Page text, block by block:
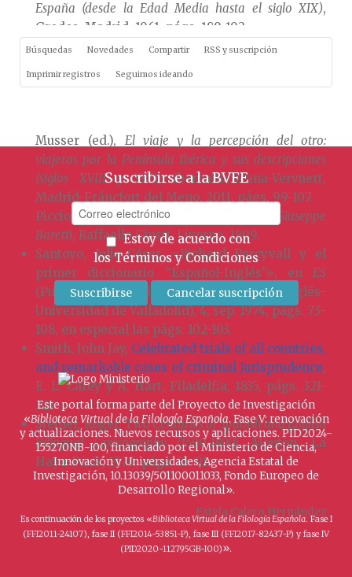
España (desde la Edad Media hasta el siglo XIX),
Gredos, Madrid, 1961, págs. 189-192.
Meregalli, Franco,La literatura desde el punto de
1989, págs. 85-90, 95, 99 y 173.
Musser (ed.),El viaje y la percepción del otro:
viajeros por la Península Ibérica y sus descripciones
(siglos XVIII y XIX), Iberoamericana-Vervuert,
Madrid-Fráncfort del Meno, 2011, págs. 99-107.
Piccioni, Luigi,Studi e ricerche intorno a Giuseppe
Baretti, Raffaello Giusti, Livorno, 1899.
Santoyo, Julio-César, «Richard Percyvall y el
primer diccionario “Español-Inglés”», enES
(Publicaciones del Departamento de Inglés-
Universidad de Valladolid), 4, sep. 1974, págs. 73-
108, en especial las págs. 102-103.
Smith, John Jay, Celebrated trials of all countries,
and remarkable cases of criminal Jurisprudence,
E. L. Carey y A. Hart, Filadelfia, 1835, págs. 321-
323.
Steiner, Roger,Two Centuries of Spanish and English
Bilingual Lexicography (1590-1800), Mouton, La
Haya-París, 1970, págs. 85-91.
Estela Calero Hernández
Búsquedas Novedades Compartir RSS y suscripción
Imprimir registros Seguimos ideando
Suscribirse a la BVFE
Estoy de acuerdo con
losTérminos y Condiciones
Este portal forma parte del Proyecto de Investigación
«Biblioteca Virtual de la Filología Española. Fase V: renovación
y actualizaciones. Nuevos recursos y aplicaciones. PID2024-
155270NB-I00, financiado por el Ministerio de Ciencia,
Innovación y Universidades, Agencia Estatal de
Investigación, 10.13039/501100011033, Fondo Europeo de
Desarrollo Regional».
Es continuación de los proyectos «Biblioteca Virtual de la Filología Española. Fase I
(FFI2011-24107), fase II (FFI2014-53851-P), fase III (FFI2017-82437-P) y fase IV
(PID2020-112795GB-I00)».